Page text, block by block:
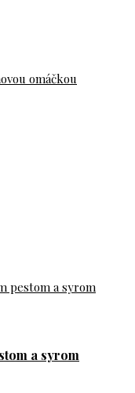
omáčkou
a syrom